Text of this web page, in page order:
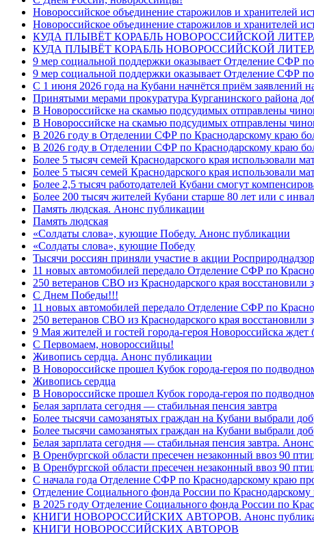
Новороссийское объединение старожилов и хранителей
Новороссийское объединение старожилов и хранителей
КУДА ПЛЫВЁТ КОРАБЛЬ НОВОРОССИЙСКОЙ
КУДА ПЛЫВЁТ КОРАБЛЬ НОВОРОССИЙСКОЙ
9 мер социальной поддержки оказывает Отделение СФР
9 мер социальной поддержки оказывает Отделение СФР
С 1 июня 2026 года на Кубани начнётся приём заявлений
Принятыми мерами прокуратура Курганинского района
В Новороссийске на скамью подсудимых отправлены
В Новороссийске на скамью подсудимых отправлены
В 2026 году в Отделении СФР по Краснодарскому краю
В 2026 году в Отделении СФР по Краснодарскому краю
Более 5 тысяч семей Краснодарского края использовали
Более 5 тысяч семей Краснодарского края использовали
Более 2,5 тысяч работодателей Кубани смогут
Более 200 тысяч жителей Кубани старше 80 лет или с
Память людская. Анонс публикации
Память людская
«Солдаты слова», кующие Победу. Анонс публикации
«Солдаты слова», кующие Победу
Тысячи россиян приняли участие в акции
11 новых автомобилей передало Отделение СФР по
250 ветеранов СВО из Краснодарского края
С Днем Победы!!!
11 новых автомобилей передало Отделение СФР по
250 ветеранов СВО из Краснодарского края
9 Мая жителей и гостей города-героя Новороссийска ждет
C Первомаем, новороссийцы!
Живопись сердца. Анонс публикации
В Новороссийске прошел Кубок города-героя по
Живопись сердца
В Новороссийске прошел Кубок города-героя по
Белая зарплата сегодня — стабильная пенсия завтра
Более тысячи самозанятых граждан на Кубани выбрали
Более тысячи самозанятых граждан на Кубани выбрали
Белая зарплата сегодня — стабильная пенсия завтра.
В Оренбургской области пресечен незаконный ввоз 90
В Оренбургской области пресечен незаконный ввоз 90
С начала года Отделение СФР по Краснодарскому краю
Отделение Социального фонда России по
В 2025 году Отделение Социального фонда России по
КНИГИ НОВОРОССИЙСКИХ АВТОРОВ. Анонс
КНИГИ НОВОРОССИЙСКИХ АВТОРОВ